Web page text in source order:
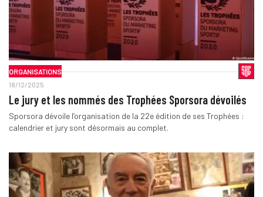
ORGANISATIONS
18/12/2025
Le jury et les nommés des Trophées Sporsora dévoilés
Sporsora dévoile l’organisation de la 22e édition de ses Trophées :
calendrier et jury sont désormais au complet.